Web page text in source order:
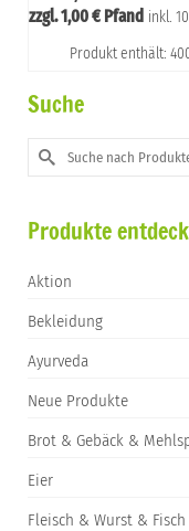
zzgl.1,00€Pfand inkl.
Produkt enthält:
Suche
Suche
nach:
Produkte
Aktion
Bekleidung
Ayurveda
Neue Produkte
Brot & Gebäck &
Eier
Fleisch & Wurst & Fisch